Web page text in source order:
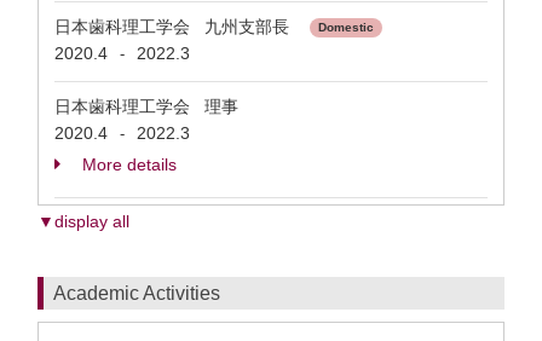
日本歯科理工学会 九州支部長 Domestic
2020.4 - 2022.3
日本歯科理工学会 理事
2020.4
-
2022.3
More details
▼display all
Academic Activities